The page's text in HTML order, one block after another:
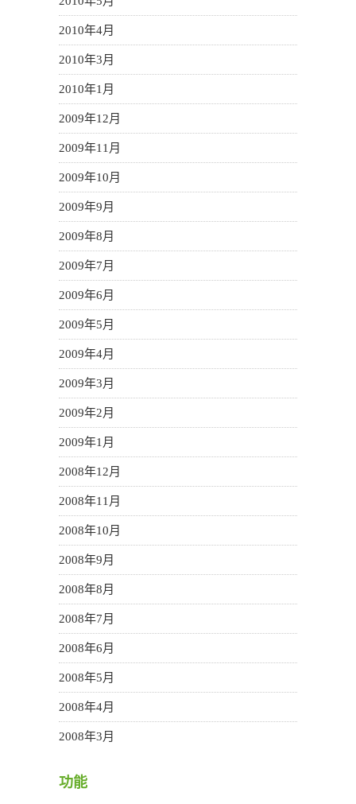
2010年4月
2010年3月
2010年1月
2009年12月
2009年11月
2009年10月
2009年9月
2009年8月
2009年7月
2009年6月
2009年5月
2009年4月
2009年3月
2009年2月
2009年1月
2008年12月
2008年11月
2008年10月
2008年9月
2008年8月
2008年7月
2008年6月
2008年5月
2008年4月
2008年3月
功能